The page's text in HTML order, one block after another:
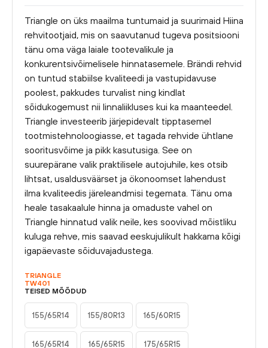
Triangle on üks maailma tuntumaid ja suurimaid Hiina
rehvitootjaid, mis on saavutanud tugeva positsiooni
tänu oma väga laiale tootevalikule ja
konkurentsivõimelisele hinnatasemele. Brändi rehvid
on tuntud stabiilse kvaliteedi ja vastupidavuse
poolest, pakkudes turvalist ning kindlat
sõidukogemust nii linnaliikluses kui ka maanteedel.
Triangle investeerib järjepidevalt tipptasemel
tootmistehnoloogiasse, et tagada rehvide ühtlane
sooritusvõime ja pikk kasutusiga. See on
suurepärane valik praktilisele autojuhile, kes otsib
lihtsat, usaldusväärset ja ökonoomset lahendust
ilma kvaliteedis järeleandmisi tegemata. Tänu oma
heale tasakaalule hinna ja omaduste vahel on
Triangle hinnatud valik neile, kes soovivad mõistliku
kuluga rehve, mis saavad eeskujulikult hakkama kõigi
igapäevaste sõiduvajadustega.
TRIANGLE
TW401
TEISED MÕÕDUD
155/65R14 155/80R13 165/60R15
165/65R14 165/65R15 175/65R15